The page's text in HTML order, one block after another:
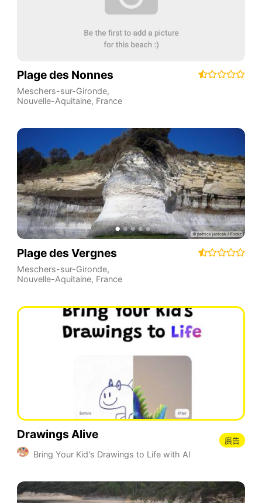
Plage des Nonnes
Meschers-sur-Gironde,
Nouvelle-Aquitaine, France
Plage des Vergnes
Meschers-sur-Gironde,
Nouvelle-Aquitaine, France
Drawings Alive
Bring Your Kid's Drawings to Life with AI
廣告